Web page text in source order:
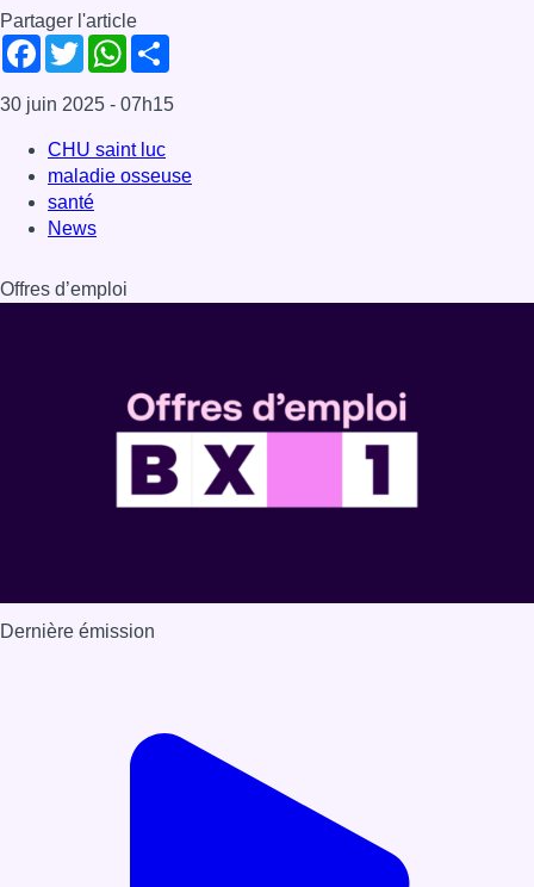
Partager l'article
Facebook
TwitterWhatsApp
30 juin 2025 - 07h15
CHU saint luc
maladie osseuse
santé
News
Offres d’emploi
Dernière émission